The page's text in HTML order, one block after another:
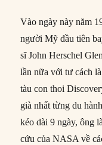
Vào ngày này năm
người Mỹ đầu tiên
sĩ John Herschel
lần nữa với tư cách
tàu con thoi
già nhất từng du
kéo dài 9 ngày, ông
cứu của NASA về